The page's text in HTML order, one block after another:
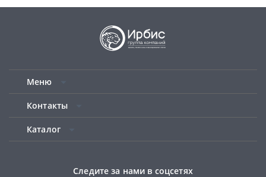
Меню
Контакты
Каталог
Следите за нами в соцсетях